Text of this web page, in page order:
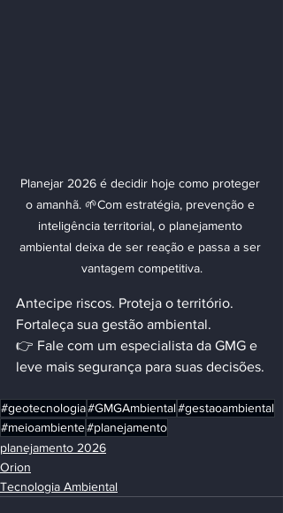
Planejar 2026 é decidir hoje como proteger
o amanhã. 🌱Com estratégia, prevenção e
inteligência territorial, o planejamento
ambiental deixa de ser reação e passa a ser
vantagem competitiva.
Antecipe riscos. Proteja o território.
Fortaleça sua gestão ambiental.
👉 Fale com um especialista da GMG e
leve mais segurança para suas decisões.
#geotecnologia#GMGAmbiental#gestaoambiental
#meioambiente#planejamento
planejamento 2026
Orion
Tecnologia Ambiental